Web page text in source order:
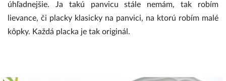
úhľadnejšie. Ja takú panvicu stále nemám, tak robím
lievance, či placky klasicky na panvici, na ktorú robím malé
kôpky. Každá placka je tak originál.